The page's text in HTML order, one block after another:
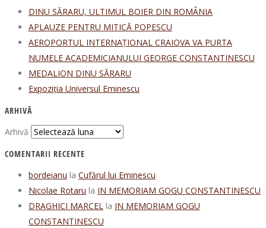
DINU SĂRARU, ULTIMUL BOIER DIN ROMÂNIA
APLAUZE PENTRU MITICĂ POPESCU
AEROPORTUL INTERNAȚIONAL CRAIOVA VA PURTA
NUMELE ACADEMICIANULUI GEORGE CONSTANTINESCU
MEDALION DINU SĂRARU
Expoziția Universul Eminescu
ARHIVĂ
Arhivă
COMENTARII RECENTE
bordeianu la Cufărul lui Eminescu
Nicolae Rotaru la IN MEMORIAM GOGU CONSTANTINESCU
DRAGHICI MARCEL la IN MEMORIAM GOGU
CONSTANTINESCU